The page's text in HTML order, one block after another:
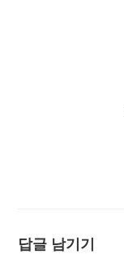
답글 남기기